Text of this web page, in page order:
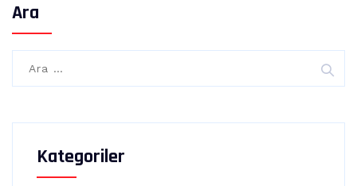
Ara
Kategoriler